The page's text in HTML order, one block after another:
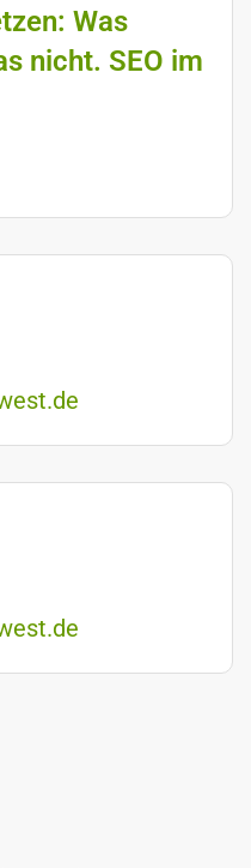
Was
nicht. SEO im